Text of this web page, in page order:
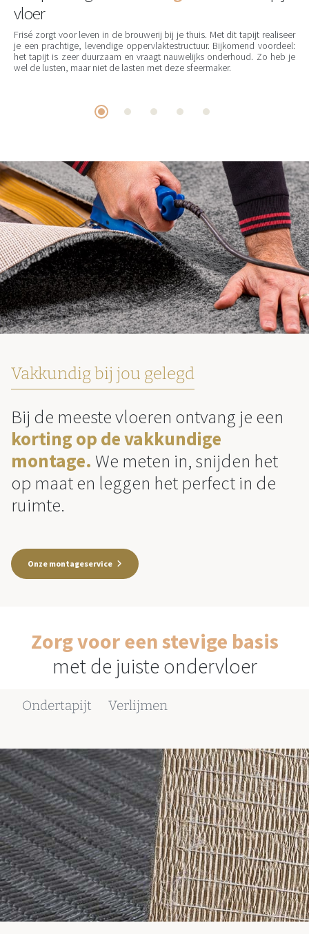
vloer
Frisé zorgt voor leven in de brouwerij bij je thuis. Met dit tapijt realiseer
je een prachtige, levendige oppervlaktestructuur. Bijkomend voordeel:
het tapijt is zeer duurzaam en vraagt nauwelijks onderhoud. Zo heb je
wel de lusten, maar niet de lasten met deze sfeermaker.
Vakkundig bij jou gelegd
Bij de meeste vloeren ontvang je een
korting op de vakkundige
montage. We meten in, snijden het
op maat en leggen het perfect in de
ruimte.
Onze montageservice
Zorg voor een stevige basis
met de juiste ondervloer
Ondertapijt Verlijmen